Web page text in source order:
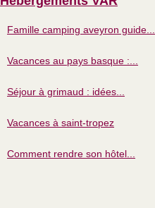
Famille camping aveyron guide...
Vacances au pays basque :...
Séjour à grimaud : idées...
Vacances à saint-tropez
Comment rendre son hôtel...